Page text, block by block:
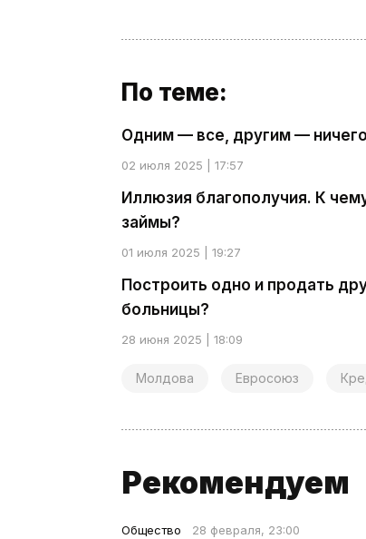
По теме:
Одним — все, другим —
02 июля 2025 | 17:57
Иллюзия благополучия. К
займы?
01 июля 2025 | 19:27
Построить одно и продать
больницы?
28 июня 2025 | 18:09
Молдова Евросоюз
Рекомендуем
Общество 28 февраля, 23:00